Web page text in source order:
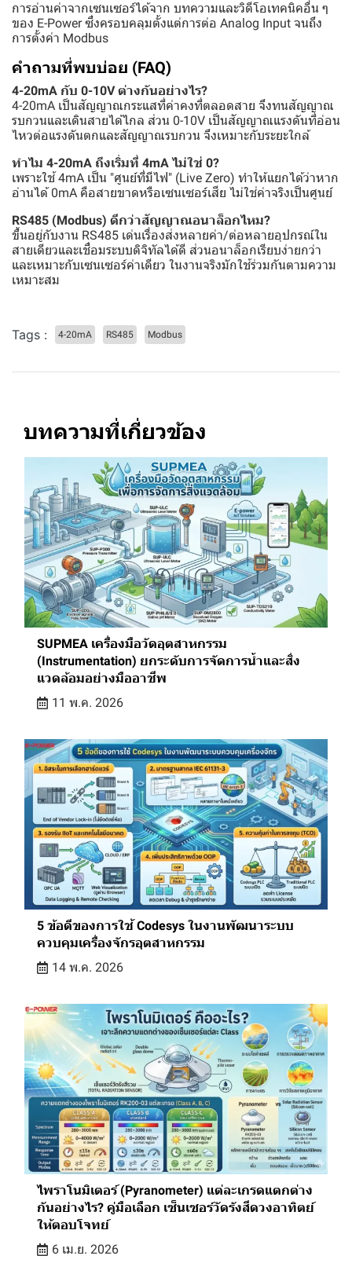
การอ่านค่าจากเซนเซอร์ได้จาก บทความและวิดีโอเทคนิคอื่น ๆ
ของ E-Power ซึ่งครอบคลุมตั้งแต่การต่อ Analog Input จนถึง
การตั้งค่า Modbus
คำถามที่พบบ่อย (FAQ)
4-20mA กับ 0-10V ต่างกันอย่างไร?
4-20mA เป็นสัญญาณกระแสที่ค่าคงที่ตลอดสาย จึงทนสัญญาณ
รบกวนและเดินสายได้ไกล ส่วน 0-10V เป็นสัญญาณแรงดันที่อ่อน
ไหวต่อแรงดันตกและสัญญาณรบกวน จึงเหมาะกับระยะใกล้
ทำไม 4-20mA ถึงเริ่มที่ 4mA ไม่ใช่ 0?
เพราะใช้ 4mA เป็น "ศูนย์ที่มีไฟ" (Live Zero) ทำให้แยกได้ว่าหาก
อ่านได้ 0mA คือสายขาดหรือเซนเซอร์เสีย ไม่ใช่ค่าจริงเป็นศูนย์
RS485 (Modbus) ดีกว่าสัญญาณอนาล็อกไหม?
ขึ้นอยู่กับงาน RS485 เด่นเรื่องส่งหลายค่า/ต่อหลายอุปกรณ์ใน
สายเดียวและเชื่อมระบบดิจิทัลได้ดี ส่วนอนาล็อกเรียบง่ายกว่า
และเหมาะกับเซนเซอร์ค่าเดียว ในงานจริงมักใช้ร่วมกันตามความ
เหมาะสม
Tags : 4-20mA RS485 Modbus
บทความที่เกี่ยวข้อง
SUPMEA เครื่องมือวัดอุตสาหกรรม
(Instrumentation) ยกระดับการจัดการน้ำและสิ่ง
แวดล้อมอย่างมืออาชีพ
11 พ.ค. 2026
5 ข้อดีของการใช้ Codesys ในงานพัฒนาระบบ
ควบคุมเครื่องจักรอุตสาหกรรม
14 พ.ค. 2026
ไพราโนมิเตอร์ (Pyranometer) แต่ละเกรดแตกต่าง
กันอย่างไร? คู่มือเลือก เซ็นเซอร์วัดรังสีดวงอาทิตย์
ให้ตอบโจทย์
6 เม.ย. 2026